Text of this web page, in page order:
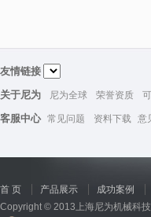
友情链接
关于尼为
尼为全球 荣誉资质
客服中心 常见问题 资料下载 意
首 页 产品展示 成功案例
Copyright © 2013上海尼为机械科